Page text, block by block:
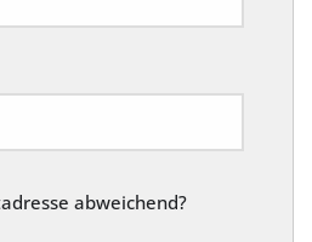
abweichend?